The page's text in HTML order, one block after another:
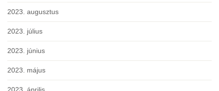
2023. augusztus
2023. július
2023. június
2023. május